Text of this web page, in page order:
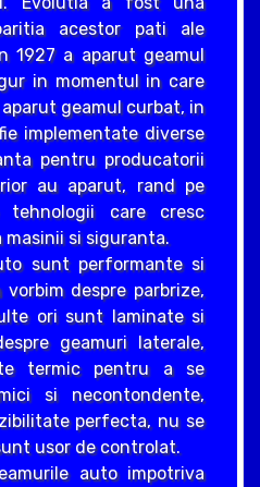
acestor pati ale
1927 a aparut geamul
in momentul in care
aparut geamul curbat, in
implementate diverse
pentru producatorii
au aparut, rand pe
care cresc
si siguranta.
sunt performante si
despre parbrize,
ori sunt laminate si
geamuri laterale,
termic pentru a se
si necontondente,
perfecta, nu se
usor de controlat.
auto impotriva